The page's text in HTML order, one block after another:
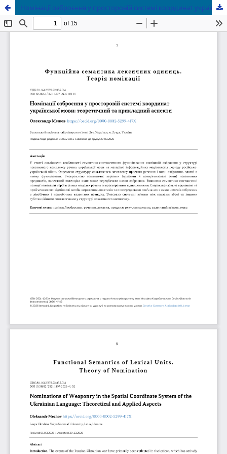
Номінації озброєння у просторовій системі координат української мови: теоретичний та прикладний аспекти